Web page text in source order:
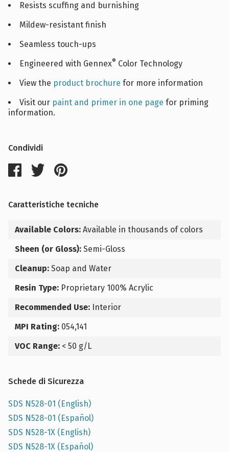
Resists scuffing and burnishing
Mildew-resistant finish
Seamless touch-ups
Engineered with Gennex® Color Technology
View the product brochure for more information
Visit our paint and primer in one page for priming
information.
Condividi
Caratteristiche tecniche
Available Colors: Available in thousands of colors
Sheen (or Gloss): Semi-Gloss
Cleanup: Soap and Water
Resin Type: Proprietary 100% Acrylic
Recommended Use: Interior
MPI Rating: 054,141
VOC Range: < 50 g/L
Schede di Sicurezza
SDS N528-01 (English)
SDS N528-01 (Español)
SDS N528-1X (English)
SDS N528-1X (Español)